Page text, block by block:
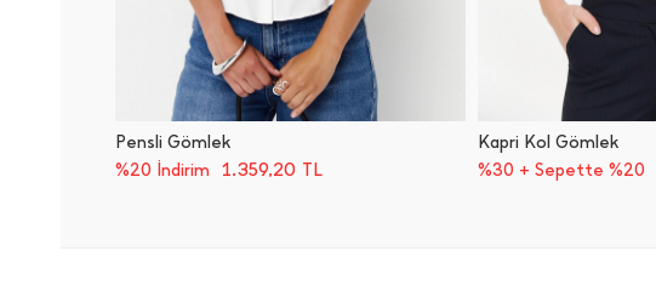
Pensli Gömlek
%20 İndirim
1.359,20 TL
Kapri Kol Gömlek
%30 + Sepette %20